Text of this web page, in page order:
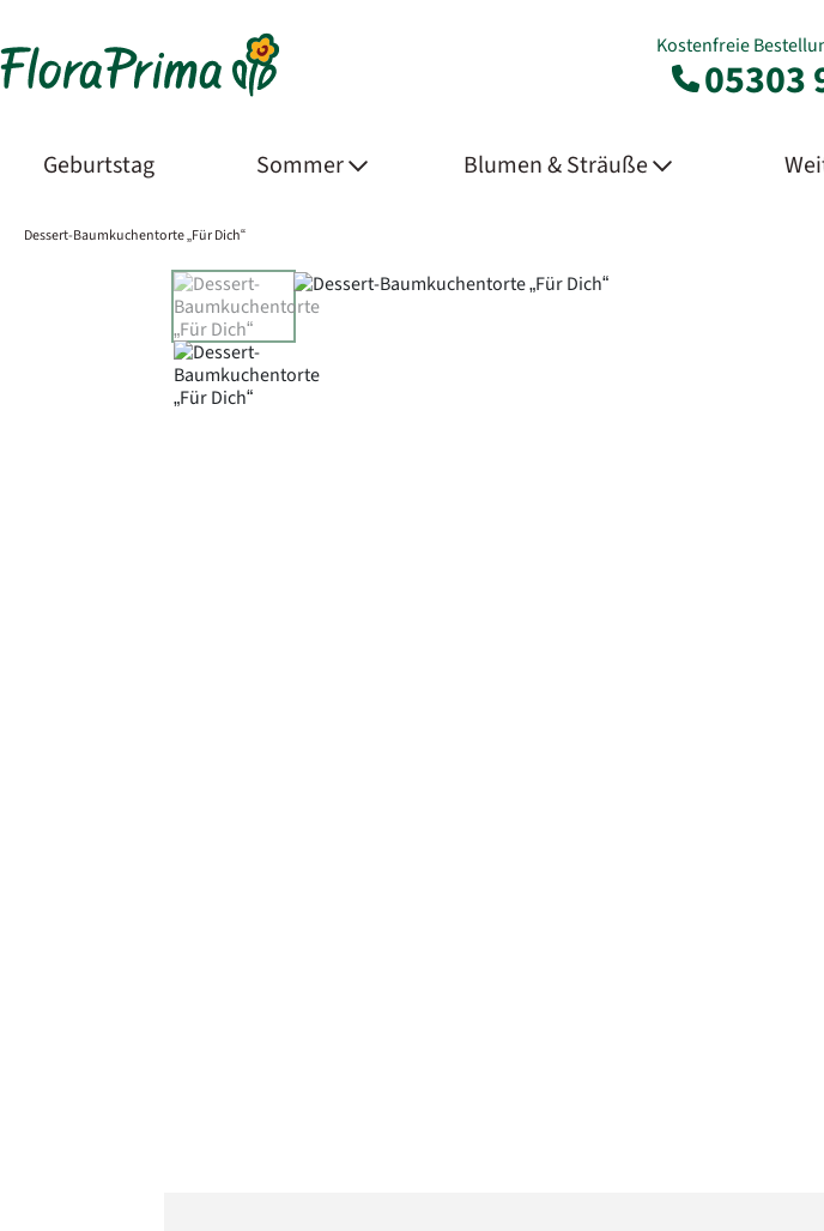
Kostenfreie
05303
Geburtstag Sommer Blumen & Sträuße
Dessert-Baumkuchentorte „Für Dich“
Product Images